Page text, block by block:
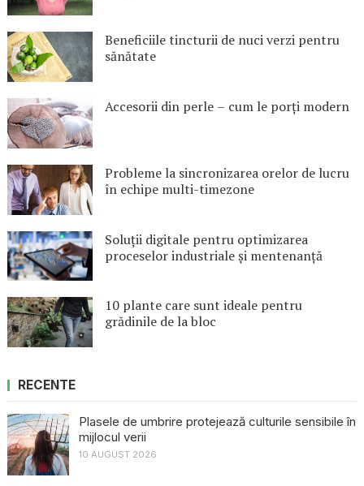
Beneficiile tincturii de nuci verzi pentru
sănătate
Accesorii din perle – cum le porți modern
Probleme la sincronizarea orelor de lucru
în echipe multi-timezone
Soluții digitale pentru optimizarea
proceselor industriale și mentenanță
10 plante care sunt ideale pentru
grădinile de la bloc
RECENTE
Plasele de umbrire protejează culturile sensibile în
mijlocul verii
10 AUGUST 2026